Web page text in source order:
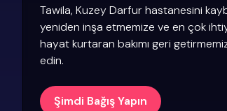
Tawila, Kuzey Darfur hastanesini
yeniden inşa etmemize ve en çok
hayat kurtaran bakımı geri
edin.
Şimdi Bağış Yapın